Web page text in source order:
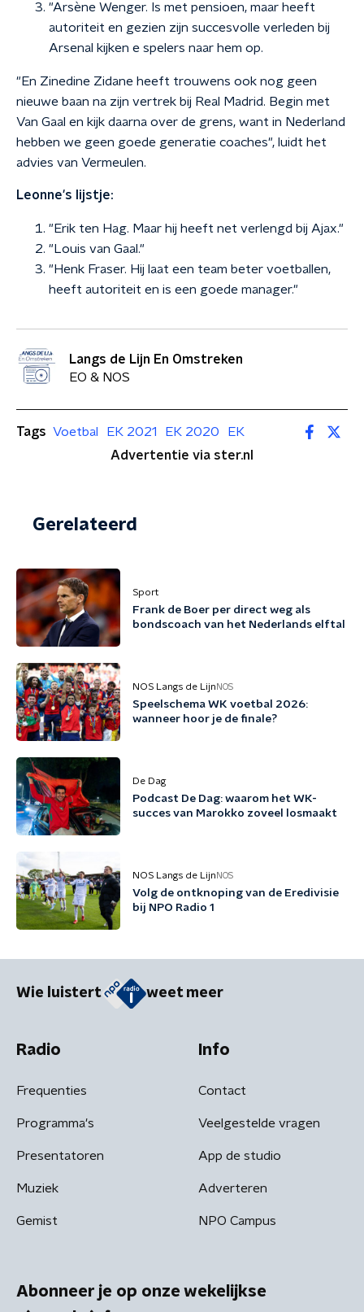
"Arsène Wenger. Is met pensioen, maar heeft
autoriteit en gezien zijn succesvolle verleden bij
Arsenal kijken e spelers naar hem op.
"En Zinedine Zidane heeft trouwens ook nog geen
nieuwe baan na zijn vertrek bij Real Madrid. Begin met
Van Gaal en kijk daarna over de grens, want in Nederland
hebben we geen goede generatie coaches", luidt het
advies van Vermeulen.
Leonne's lijstje:
"Erik ten Hag. Maar hij heeft net verlengd bij Ajax."
"Louis van Gaal."
"Henk Fraser. Hij laat een team beter voetballen,
heeft autoriteit en is een goede manager."
Langs de Lijn En Omstreken
EO & NOS
Tags Voetbal EK 2021 EK 2020
EK
Advertentie via ster.nl
Gerelateerd
Sport
Frank de Boer per direct weg als
bondscoach van het Nederlands elftal
NOS Langs de Lijn NOS
Speelschema WK voetbal 2026:
wanneer hoor je de finale?
De Dag
Podcast De Dag: waarom het WK-
succes van Marokko zoveel losmaakt
NOS Langs de Lijn NOS
Volg de ontknoping van de Eredivisie
bij NPO Radio 1
Wie luistert weet meer
Radio
Frequenties
Programma's
Presentatoren
Muziek
Gemist
Info
Contact
Veelgestelde vragen
App de studio
Adverteren
NPO Campus
Abonneer je op onze wekelijkse